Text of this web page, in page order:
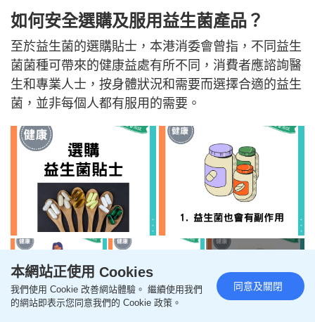
如何安全選購及服用益生菌產品？
至於益生菌的選購貼士，本港消委會曾指，不同益生
菌菌種可帶來的健康益處有所不同，消費者應諮詢醫
生和專業人士，按身體狀況和需要而選擇合適的益生
菌，並非每個人都有服用的需要。
+4
本網站正使用 Cookies
我們使用 Cookie 改善網站體驗。 繼續使用我們
的網站即表示您同意我們的 Cookie 政策。
同意及關閉